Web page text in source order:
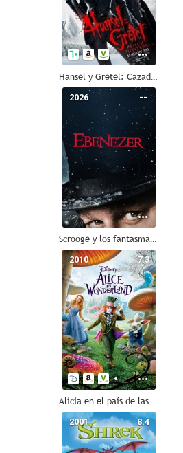
Hansel y Gretel: Cazadores de brujas
--
2026
Scrooge y los fantasmas de la Navidad
7.3
2010
Alicia en el país de las maravillas
8.4
2001